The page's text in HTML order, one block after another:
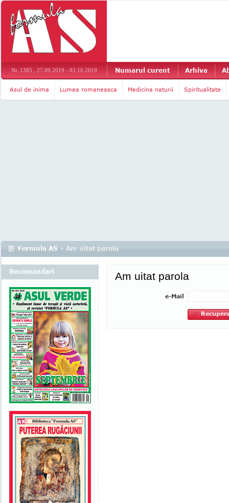
Nr. 1385 , 27.09.2019 - 03.10.2019 Numarul curent Arhiva
Asul de inima Lumea romaneasca Medicina naturii Spiritualitate
Formula AS › Am uitat parola
Am uitat parola
e-Mail
Recomandari